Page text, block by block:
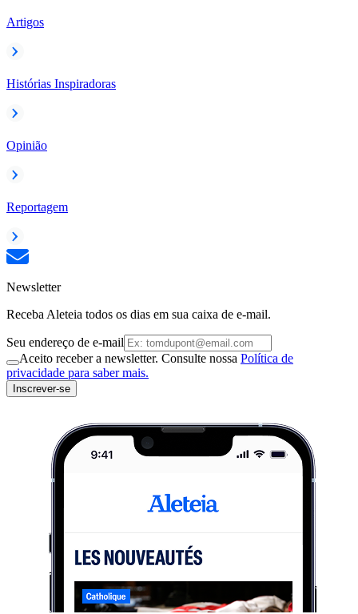
Artigos
Histórias Inspiradoras
Opinião
Reportagem
Newsletter
Receba Aleteia todos os dias em sua caixa de e-mail.
Seu endereço de e-mail
Aceito receber a newsletter. Consulte nossa Política de
privacidade para saber mais.
Inscrever-se